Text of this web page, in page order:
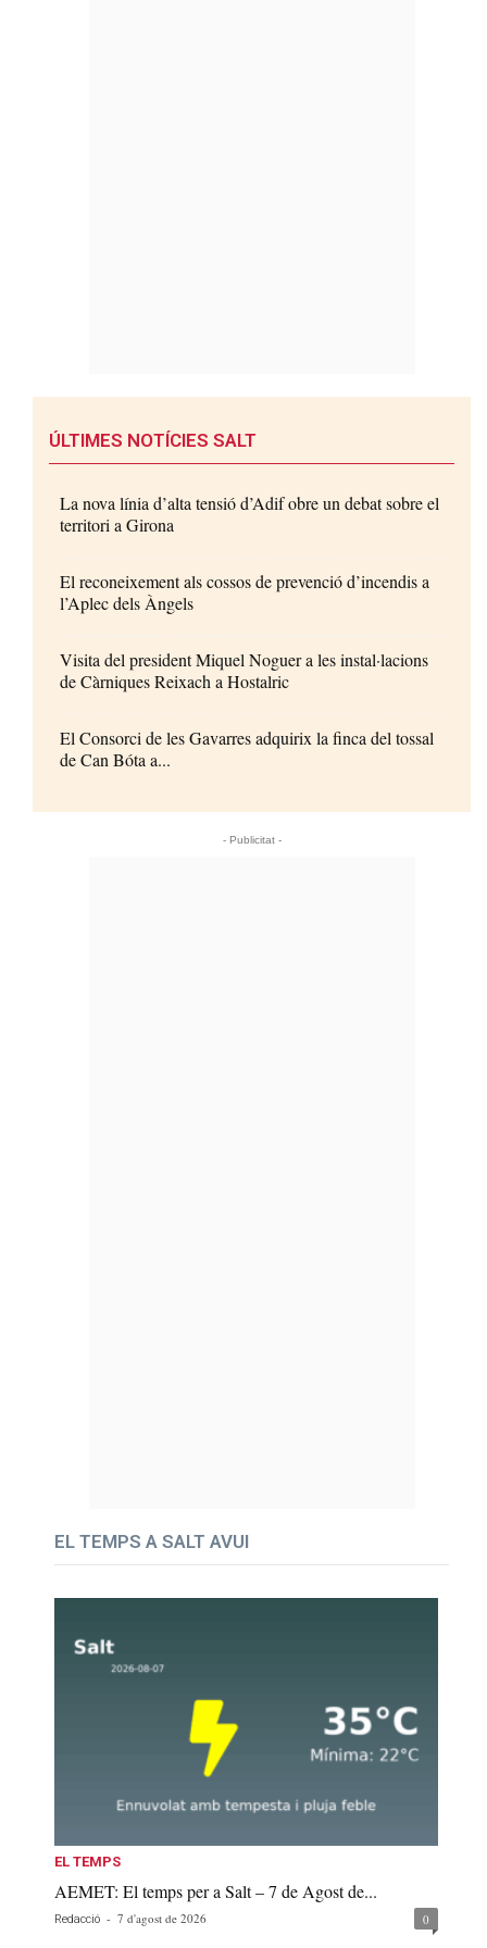
ÚLTIMES NOTÍCIES SALT
La nova línia d’alta tensió d’Adif obre un debat sobre el
territori a Girona
El reconeixement als cossos de prevenció d’incendis a
l’Aplec dels Àngels
Visita del president Miquel Noguer a les instal·lacions
de Càrniques Reixach a Hostalric
El Consorci de les Gavarres adquirix la finca del tossal
de Can Bóta a...
- Publicitat -
EL TEMPS A SALT AVUI
EL TEMPS
AEMET: El temps per a Salt – 7 de Agost de...
Redacció - 7 d'agost de 2026 0